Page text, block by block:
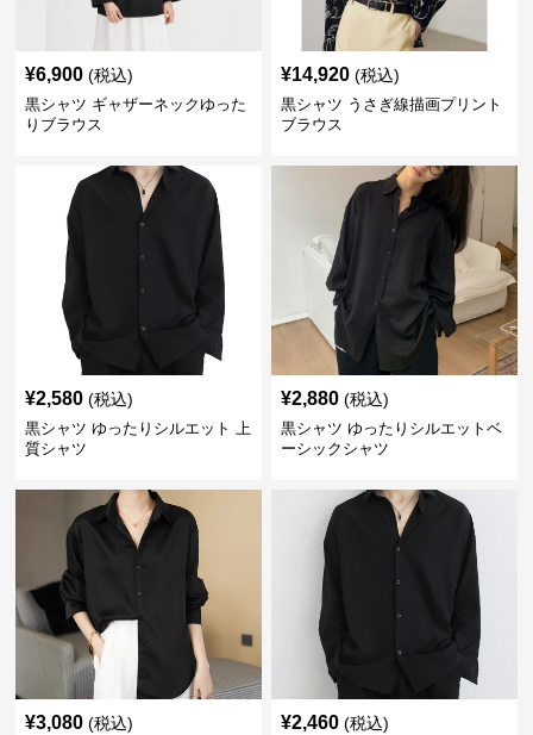
¥6,900 (税込)
黒シャツ ギャザーネックゆった
りブラウス
¥14,920 (税込)
黒シャツ うさぎ線描画プリント
ブラウス
¥2,580 (税込)
黒シャツ ゆったりシルエット 上
質シャツ
¥2,880 (税込)
黒シャツ ゆったりシルエットベ
ーシックシャツ
¥3,080 (税込) ¥2,460 (税込)